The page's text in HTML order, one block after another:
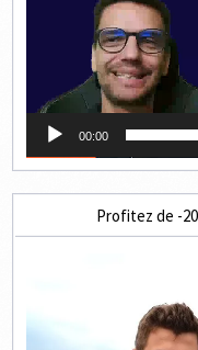
00:00
Profitez de -